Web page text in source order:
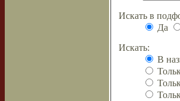
Искать в
Да
Искать:
В